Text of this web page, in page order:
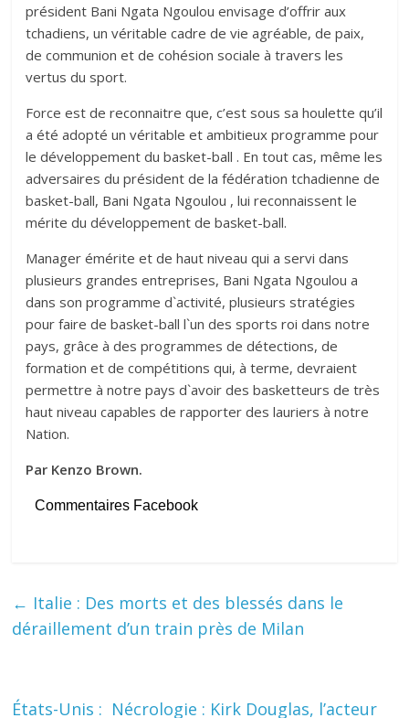
président Bani Ngata Ngoulou envisage d’offrir aux
tchadiens, un véritable cadre de vie agréable, de paix,
de communion et de cohésion sociale à travers les
vertus du sport.
Force est de reconnaitre que, c’est sous sa houlette qu’il
a été adopté un véritable et ambitieux programme pour
le développement du basket-ball . En tout cas, même les
adversaires du président de la fédération tchadienne de
basket-ball, Bani Ngata Ngoulou , lui reconnaissent le
mérite du développement de basket-ball.
Manager émérite et de haut niveau qui a servi dans
plusieurs grandes entreprises, Bani Ngata Ngoulou a
dans son programme d`activité, plusieurs stratégies
pour faire de basket-ball l`un des sports roi dans notre
pays, grâce à des programmes de détections, de
formation et de compétitions qui, à terme, devraient
permettre à notre pays d`avoir des basketteurs de très
haut niveau capables de rapporter des lauriers à notre
Nation.
Par Kenzo Brown.
Commentaires Facebook
← Italie : Des morts et des blessés dans le
déraillement d’un train près de Milan
États-Unis : Nécrologie : Kirk Douglas, l’acteur